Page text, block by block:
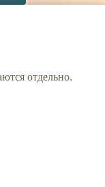
отдельно.